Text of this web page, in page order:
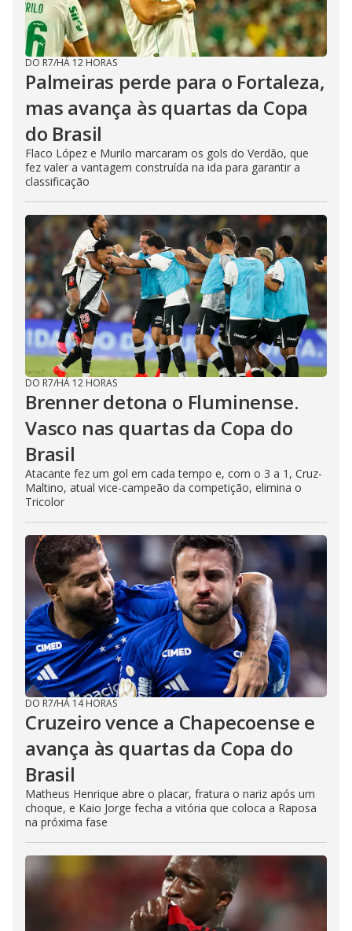
DO R7/HÁ 12 HORAS
Palmeiras perde para o Fortaleza,
mas avança às quartas da Copa
do Brasil
Flaco López e Murilo marcaram os gols do Verdão, que
fez valer a vantagem construída na ida para garantir a
classificação
DO R7/HÁ 12 HORAS
Brenner detona o Fluminense.
Vasco nas quartas da Copa do
Brasil
Atacante fez um gol em cada tempo e, com o 3 a 1, Cruz-
Maltino, atual vice-campeão da competição, elimina o
Tricolor
DO R7/HÁ 14 HORAS
Cruzeiro vence a Chapecoense e
avança às quartas da Copa do
Brasil
Matheus Henrique abre o placar, fratura o nariz após um
choque, e Kaio Jorge fecha a vitória que coloca a Raposa
na próxima fase